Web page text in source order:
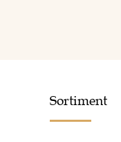
Sortiment